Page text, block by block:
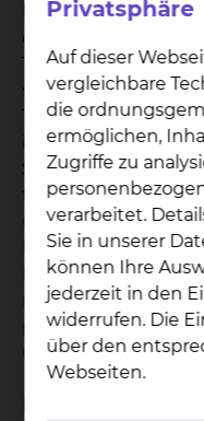
Diagnostik sowie
chirurgischen und
Tumortherapien an.
stattfindenden
Tumorkonferenzen
innovativer neuer
Studienzentrale
fortgeschrittenen
urologische
Möglichkeit, bereits
Braunschweig
personalisierte,
unseren
Privatsphäre
Auf dieser
vergleichbare
die
ermöglichen,
Zugriffe zu
verarbeitet.
Sie in unserer
können Ihre
jederzeit in den
widerrufen. Die
über den
Webseiten.